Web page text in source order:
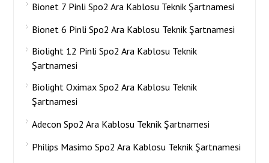
Bionet 7 Pinli Spo2 Ara Kablosu Teknik Şartnamesi
Bionet 6 Pinli Spo2 Ara Kablosu Teknik Şartnamesi
Biolight 12 Pinli Spo2 Ara Kablosu Teknik
Şartnamesi
Biolight Oximax Spo2 Ara Kablosu Teknik
Şartnamesi
Adecon Spo2 Ara Kablosu Teknik Şartnamesi
Philips Masimo Spo2 Ara Kablosu Teknik Şartnamesi